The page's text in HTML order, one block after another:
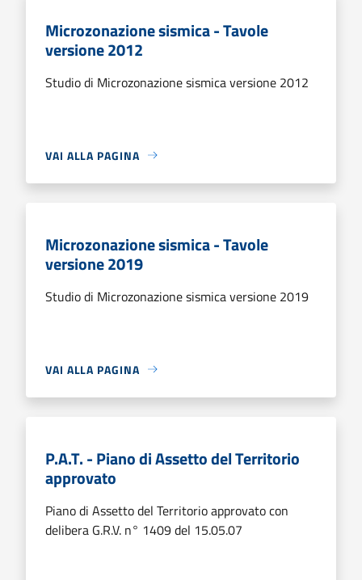
Microzonazione sismica - Tavole
versione 2012
Studio di Microzonazione sismica versione 2012
VAI ALLA PAGINA
Microzonazione sismica - Tavole
versione 2019
Studio di Microzonazione sismica versione 2019
VAI ALLA PAGINA
P.A.T. - Piano di Assetto del Territorio
approvato
Piano di Assetto del Territorio approvato con
delibera G.R.V. n° 1409 del 15.05.07